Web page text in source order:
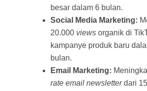
besar dalam 6 bulan.
Social Media Marketing:
20.000 views organik di
kampanye produk baru
bulan.
Email Marketing:
rate email newsletterdari